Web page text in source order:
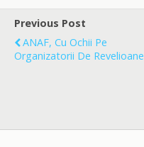
b
o
o
k
l
Previous Post
ANAF, Cu Ochii Pe
Organizatorii De Revelioane